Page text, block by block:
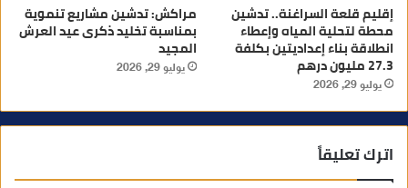
إقليم قلعة السراغنة.. تدشين
محطة لتحلية المياه وإعطاء
انطلاقة بناء إعداديتين بكلفة
27.3 مليون درهم
يوليو 29, 2026
مراكش: تدشين مشاريع تنموية
بمناسبة تخليد ذكرى عيد العرش
المجيد
يوليو 29, 2026
اترك تعليقاً